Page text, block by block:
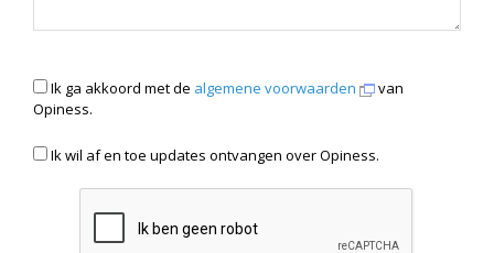
Ik ga akkoord met de algemene voorwaarden
van
Opiness.
Ik wil af en toe updates ontvangen over Opiness.